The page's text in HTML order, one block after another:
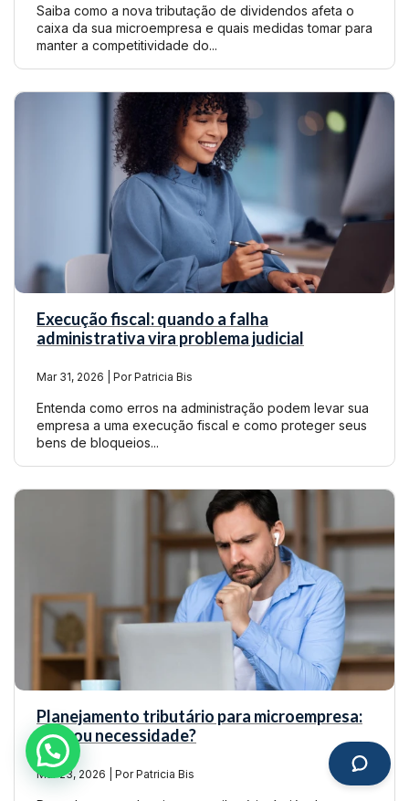
Saiba como a nova tributação de dividendos afeta o
caixa da sua microempresa e quais medidas tomar para
manter a competitividade do...
Execução fiscal: quando a falha
administrativa vira problema judicial
Mar 31, 2026 | Por Patricia Bis
Entenda como erros na administração podem levar sua
empresa a uma execução fiscal e como proteger seus
bens de bloqueios...
Planejamento tributário para microempresa:
mito ou necessidade?
Mar 23, 2026 | Por Patricia Bis